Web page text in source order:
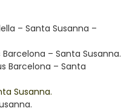
– Santa Susanna –
– Santa Susanna.
Barcelona – Santa
Susanna.